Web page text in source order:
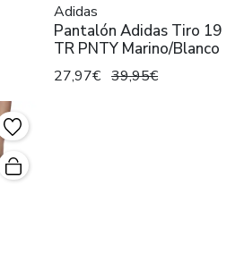
Adidas
Pantalón Adidas Tiro 19
TR PNTY Marino/Blanco
27,97€ 39,95€